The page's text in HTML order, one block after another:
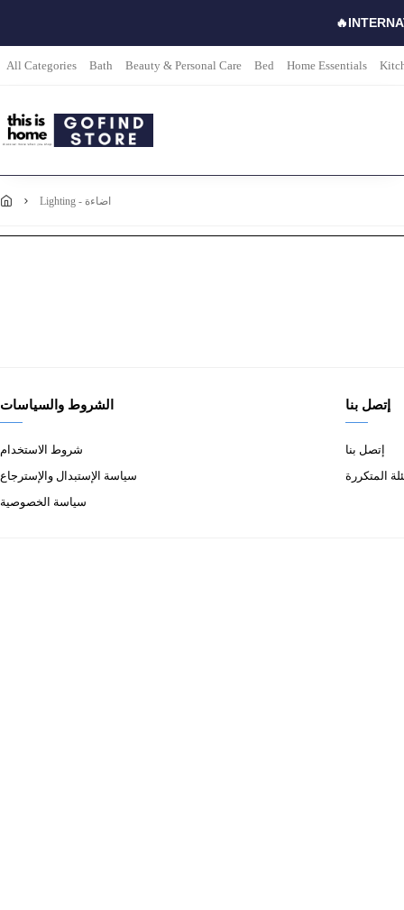
All Categories Bath Beauty & Personal Care Bed Home Essentials
lighting - اضاءة
الشروط والسياسات
شروط الاستخدام
سياسة الإستبدال والإسترجاع
سياسة الخصوصية
إتصل بنا
إتصل بنا
المتكررة